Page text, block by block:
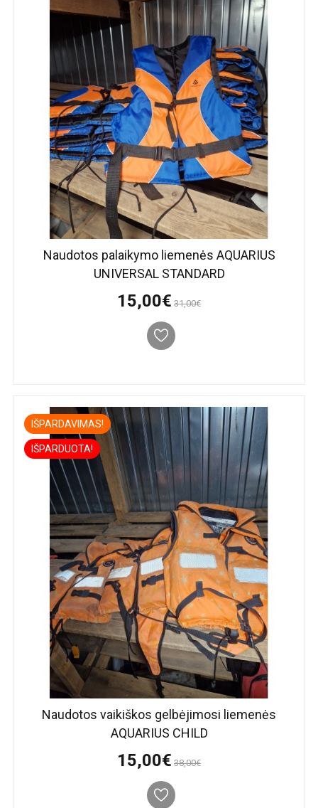
Naudotos palaikymo liemenės AQUARIUS
UNIVERSAL STANDARD
15,00€ 31,00€
IŠPARDAVIMAS!
IŠPARDUOTA!
Naudotos vaikiškos gelbėjimosi liemenės
AQUARIUS CHILD
15,00€ 38,00€